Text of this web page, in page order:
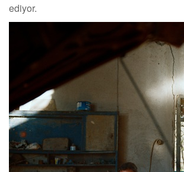
ediyor.